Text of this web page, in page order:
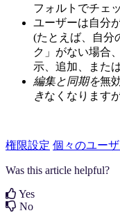
フォルトでチェ
ユーザーは自分
(たとえば、自分
ク」がない場合
示、追加、また
編集と同期を無
きなくなりますが
権限設定 個々のユー
Was this article helpful?
Yes
No